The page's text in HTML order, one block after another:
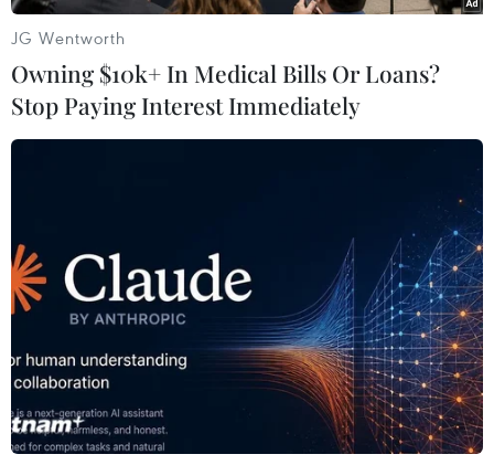
JG Wentworth
Owning $10k+ In Medical Bills Or Loans?
Stop Paying Interest Immediately